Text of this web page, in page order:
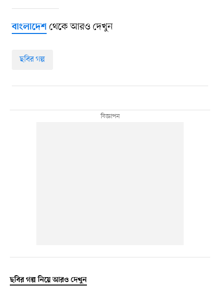
বাংলাদেশথেকে আরও দেখুন
ছবির গল্প
ছবির গল্প নিয়ে আরও দেখুন